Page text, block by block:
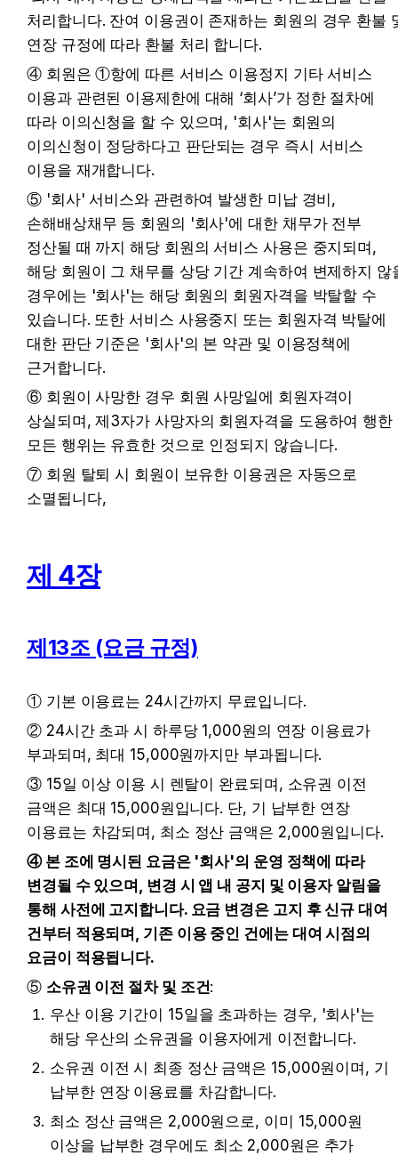
처리합니다. 잔여 이용권이 존재하는 회원의 경우 환불
연장 규정에 따라 환불 처리 합니다.
④ 회원은 ①항에 따른 서비스 이용정지 기타 서비스
이용과 관련된 이용제한에 대해 ‘회사’가 정한 절차에
따라 이의신청을 할 수 있으며, '회사'는 회원의
이의신청이 정당하다고 판단되는 경우 즉시 서비스
이용을 재개합니다.
⑤ '회사' 서비스와 관련하여 발생한 미납 경비,
손해배상채무 등 회원의 '회사'에 대한 채무가 전부
정산될 때 까지 해당 회원의 서비스 사용은 중지되며,
해당 회원이 그 채무를 상당 기간 계속하여 변제하지 않
경우에는 '회사'는 해당 회원의 회원자격을 박탈할 수
있습니다. 또한 서비스 사용중지 또는 회원자격 박탈에
대한 판단 기준은 '회사'의 본 약관 및 이용정책에
근거합니다.
⑥ 회원이 사망한 경우 회원 사망일에 회원자격이
상실되며, 제3자가 사망자의 회원자격을 도용하여 행한
모든 행위는 유효한 것으로 인정되지 않습니다.
⑦ 회원 탈퇴 시 회원이 보유한 이용권은 자동으로
소멸됩니다,
제 4장
제13조 (요금 규정)
① 기본 이용료는 24시간까지 무료입니다.
② 24시간 초과 시 하루당 1,000원의 연장 이용료가
부과되며, 최대 15,000원까지만 부과됩니다.
③ 15일 이상 이용 시 렌탈이 완료되며, 소유권 이전
금액은 최대 15,000원입니다. 단, 기 납부한 연장
이용료는 차감되며, 최소 정산 금액은 2,000원입니다.
④ 본 조에 명시된 요금은 '회사'의 운영 정책에 따라
변경될 수 있으며, 변경 시 앱 내 공지 및 이용자 알림을
통해 사전에 고지합니다. 요금 변경은 고지 후 신규 대여
건부터 적용되며, 기존 이용 중인 건에는 대여 시점의
요금이 적용됩니다.
⑤ 소유권 이전 절차 및 조건:
우산 이용 기간이 15일을 초과하는 경우, '회사'는
해당 우산의 소유권을 이용자에게 이전합니다.
소유권 이전 시 최종 정산 금액은 15,000원이며, 기
납부한 연장 이용료를 차감합니다.
최소 정산 금액은 2,000원으로, 이미 15,000원
이상을 납부한 경우에도 최소 2,000원은 추가